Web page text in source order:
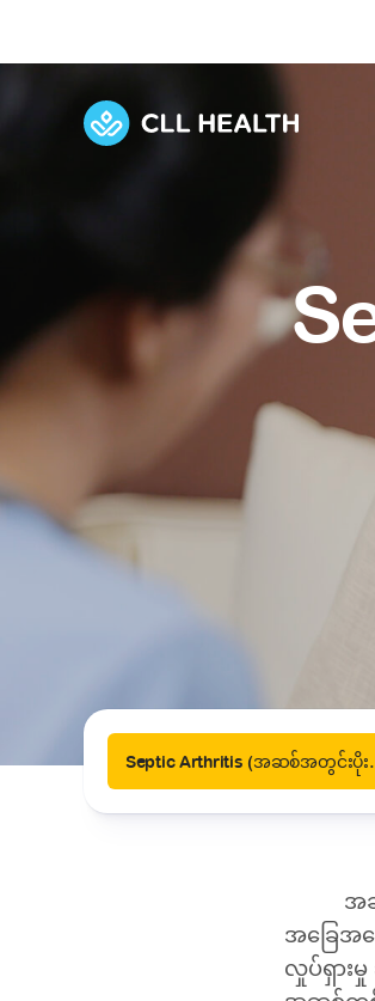
View all health articles
Emergencies
Diseases and
Symptoms
Tests and Procedures
Drugs and
About us
Discover our
Our history
Careers
Explore
Comprehensive care
Primary care
Immunisation
Digestive care
Our Facilities
Comprehensive care
Our polyclinics
Quality primary and specialty
Our clinics
Diagnostics and treatment in
Septic
အ
အခြေအ
လှုပ်ရှား